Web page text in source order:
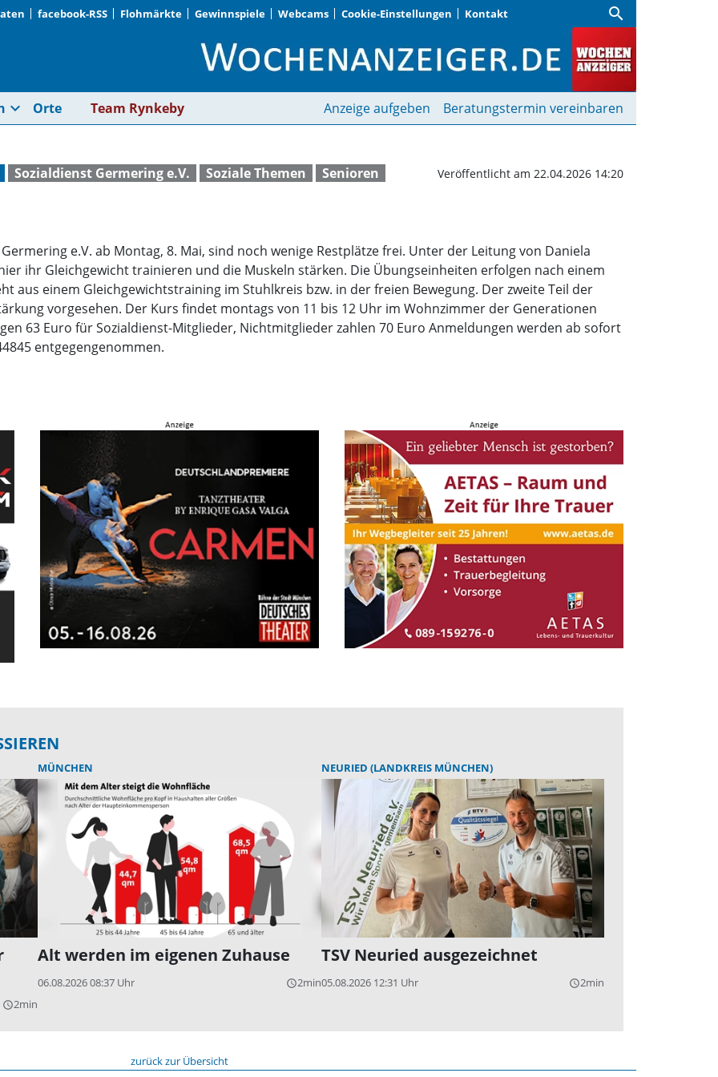
facebook-RSS Flohmärkte Gewinnspiele Webcams Cookie-Einstellungen Kontakt search
Kurs für Senioren | Wochenanzeiger
expand_more Orte Team Rynkeby Anzeige aufgeben Beratungstermin vereinbaren
Sozialdienst Germering e.V. Soziale Themen Senioren Veröffentlicht am 22.04.2026 14:20
e.V. ab Montag, 8. Mai, sind noch wenige Restplätze frei. Unter der Leitung von Daniela
ihr Gleichgewicht trainieren und die Muskeln stärken. Die Übungseinheiten erfolgen nach einem
aus einem Gleichgewichtstraining im Stuhlkreis bzw. in der freien Bewegung. Der zweite Teil der
vorgesehen. Der Kurs findet montags von 11 bis 12 Uhr im Wohnzimmer der Generationen
63 Euro für Sozialdienst-Mitglieder, Nichtmitglieder zahlen 70 Euro Anmeldungen werden ab sofort
entgegengenommen.
query_builder2min
MÜNCHEN
Alt werden im eigenen Zuhause
06.08.2026 08:37 Uhr query_builder2min
NEURIED (LANDKREIS MÜNCHEN)
TSV Neuried ausgezeichnet
05.08.2026 12:31 Uhr query_builder2min
zurück zur Übersicht